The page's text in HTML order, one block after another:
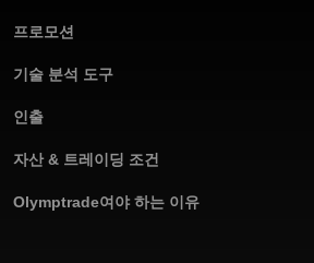
프로모션
기술 분석 도구
인출
자산 & 트레이딩 조건
Olymptrade여야 하는 이유